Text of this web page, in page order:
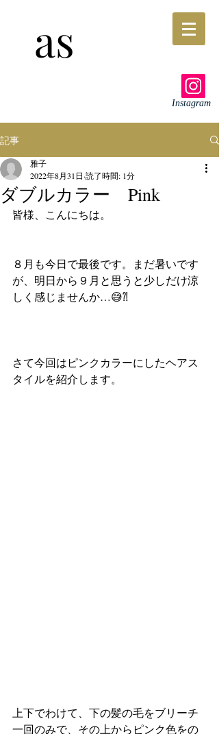
as
Instagram
記事
ダブルカラー Pink
雅子
2022年8月31日 読了時間: 1分
皆様、こんにちは。
８月も今日で最後です。まだ暑いです
が、明日から９月と思うと少しだけ涼
しく感じませんか…😅⁈
さて今回はピンクカラーにしたヘアス
タイルを紹介します。
上下でわけて、下の髪の毛をブリーチ
一回のみで、その上からピンク色をの